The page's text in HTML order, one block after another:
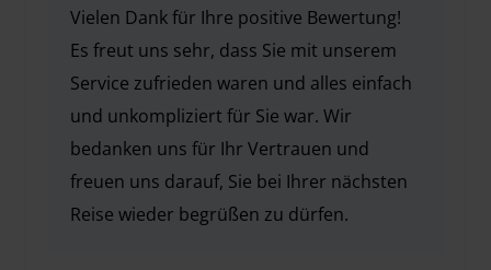
Vielen Dank für Ihre positive Bewertung!
Es freut uns sehr, dass Sie mit unserem
Service zufrieden waren und alles einfach
und unkompliziert für Sie war. Wir
bedanken uns für Ihr Vertrauen und
freuen uns darauf, Sie bei Ihrer nächsten
Reise wieder begrüßen zu dürfen.